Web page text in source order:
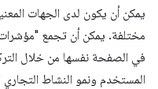
يمكن أن يكون لدى الجهات
مختلفة. يمكن أن تجمع "مؤشرات
في الصفحة نفسها من خلال
المستخدم ونمو النشاط التجاري